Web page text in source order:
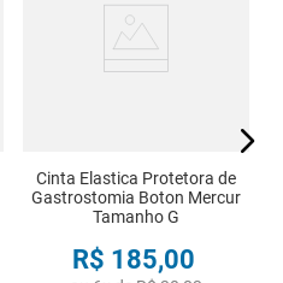
Cinta Elastica Protetora de
Gastrostomia Boton Mercur
Tamanho G
R$ 185,00